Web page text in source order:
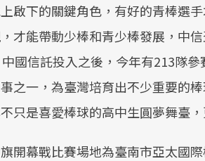
啟下的關鍵角色，有好的青棒選
才能帶動少棒和青少棒發展，中
國信託投入之後，今年有213隊
之一，為臺灣培育出不少重要的
只是喜愛棒球的高中生圓夢舞臺
開幕戰比賽場地為臺南市亞太國